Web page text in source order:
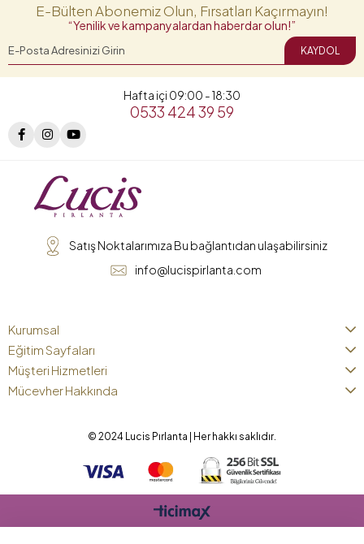
E-Bülten Abonemiz Olun, Fırsatları Kaçırmayın!
“Yenilik ve kampanyalardan haberdar olun!”
KAYDOL
Hafta içi 09:00 - 18:30
0533 424 39 59
Satış Noktalarımıza Bu bağlantıdan ulaşabilirsiniz
info@lucispirlanta.com
Kurumsal
Eğitim Sayfaları
Müşteri Hizmetleri
Mücevher Hakkında
© 2024 Lucis Pırlanta | Her hakkı saklıdır.